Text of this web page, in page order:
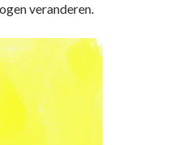
veranderen.